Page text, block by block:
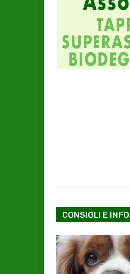
CONSIGLI E